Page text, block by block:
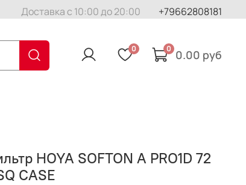
Доставка с 10:00 до 20:00 +79662808181
0 0 0.00 руб
HOYA SOFTON A PRO1D 72
CASE